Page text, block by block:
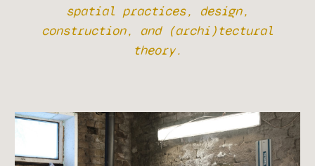
spatial practices, design,
construction, and (archi)tectural
theory.